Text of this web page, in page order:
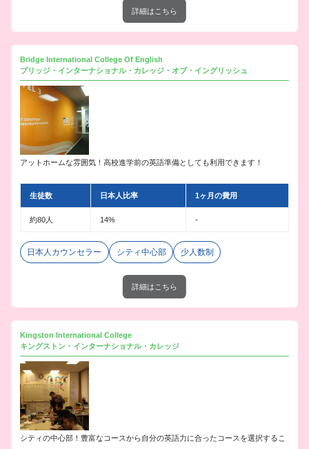
詳細はこちら
Bridge International College Of English
ブリッジ・インターナショナル・カレッジ・オブ・イングリッシュ
アットホームな雰囲気！高校進学前の英語準備としても利用できます！
生徒数 日本人比率 1ヶ月の費用
約80人 14% -
日本人カウンセラー シティ中心部 少人数制
詳細はこちら
Kingston International College
キングストン・インターナショナル・カレッジ
シティの中心部！豊富なコースから自分の英語力に合ったコースを選択するこ